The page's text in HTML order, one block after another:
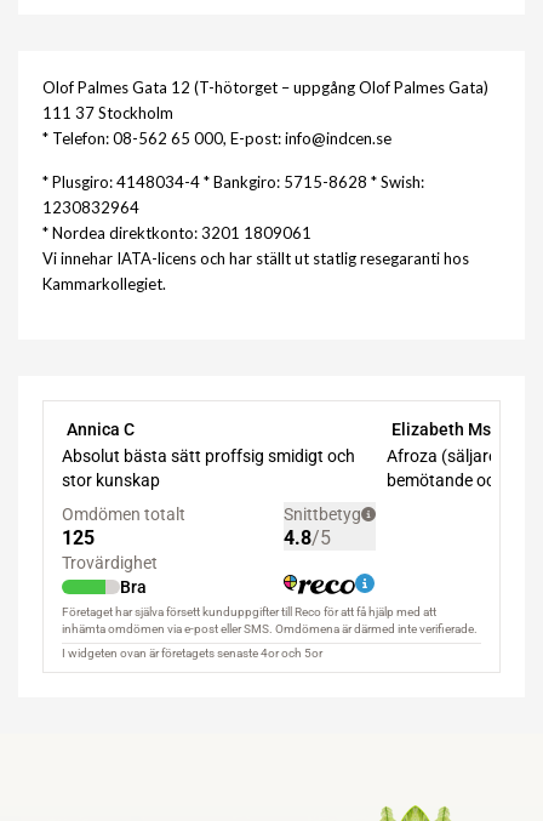
Olof Palmes Gata 12 (T-hötorget – uppgång Olof Palmes Gata)
111 37 Stockholm
* Telefon: 08-562 65 000, E-post: info@indcen.se
* Plusgiro: 4148034-4 * Bankgiro: 5715-8628 * Swish:
1230832964
* Nordea direktkonto: 3201 1809061
Vi innehar IATA-licens och har ställt ut statlig resegaranti hos
Kammarkollegiet.